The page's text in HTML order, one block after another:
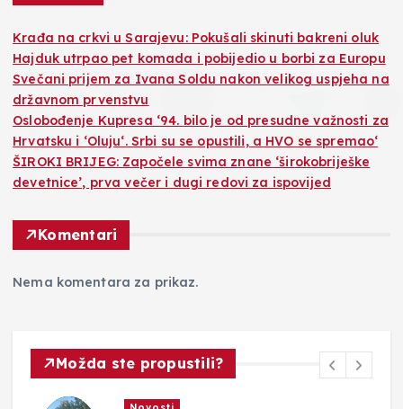
Krađa na crkvi u Sarajevu: Pokušali skinuti bakreni oluk
Hajduk utrpao pet komada i pobijedio u borbi za Europu
Svečani prijem za Ivana Soldu nakon velikog uspjeha na
državnom prvenstvu
Oslobođenje Kupresa ‘94. bilo je od presudne važnosti za
Hrvatsku i ‘Oluju‘. Srbi su se opustili, a HVO se spremao‘
ŠIROKI BRIJEG: Započele svima znane ‘širokobriješke
devetnice’, prva večer i dugi redovi za ispovijed
Komentari
Nema komentara za prikaz.
Možda ste propustili?